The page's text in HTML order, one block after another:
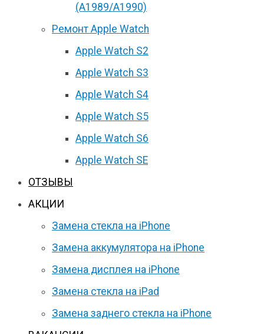
(А1989/A1990)
Ремонт Apple Watch
Apple Watch S2
Apple Watch S3
Apple Watch S4
Apple Watch S5
Apple Watch S6
Apple Watch SE
ОТЗЫВЫ
АКЦИИ
Замена стекла на iPhone
Замена аккумулятора на iPhone
Замена дисплея на iPhone
Замена стекла на iPad
Замена заднего стекла на iPhone